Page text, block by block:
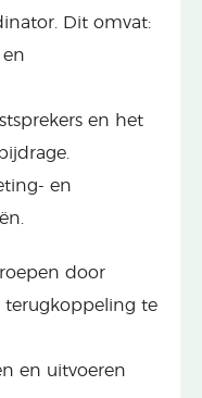
Dit omvat:
en
en het
en
door
terugkoppeling te
en uitvoeren